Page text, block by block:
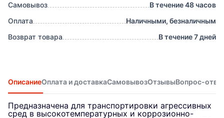
Самовывоз
В течение 48 часов
Оплата
Наличными, безналичным
Возврат товара
В течение 7 дней
ОписаниеОплата и доставкаСамовывозОтзывыВопрос-
Предназначена для транспортировки агрессивных
сред в высокотемпературных и коррозионно-